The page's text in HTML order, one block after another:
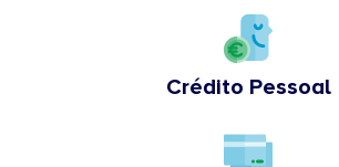
Crédito Pessoal